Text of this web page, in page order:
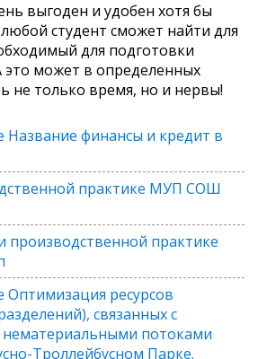
выгоден и удобен хотя бы
студент сможет найти для
для подготовки
это может в определенных
не только время, но и нервы!
Название финансы и кредит в
практике МУП СОШ
производственной практике
Оптимизация ресурсов
связанных с
потоками
Троллейбусном Парке.